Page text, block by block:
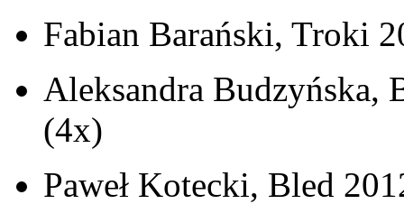
Fabian Barański, Troki
Aleksandra Budzyńska,
(4x)
Paweł Kotecki, Bled